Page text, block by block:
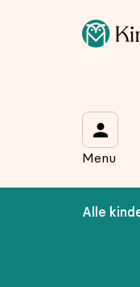
Menu
Alle
Op de hoogte
Wat is je voornaam?